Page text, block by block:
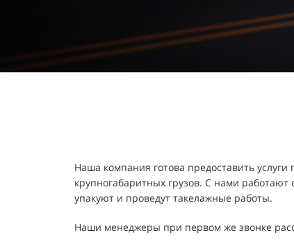
Наша компания готова предоставить
крупногабаритных грузов. С нами
упакуют и проведут такелажные работы.
Наши менеджеры при первом же звонке